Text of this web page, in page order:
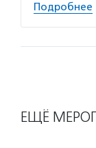
Подробнее
ЕЩЁ